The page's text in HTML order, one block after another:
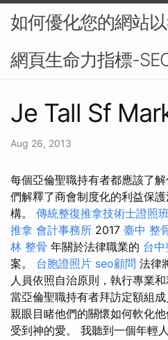
如何優化您的網站
網頁生命力指標-
Je Tall Sf
Aug 26, 2013
每個亞倫聖職持有者都應該了
們解釋了商會制度化的利益保
構。 傳統整復推拿技術士證照
推拿 會計事務所 2017 臺中 整
林 整骨 年關於法律職業的 台中
案。 台胞證照片 seo顧問 法律
人員依照自治原則，執行專業
當亞倫聖職持有者拜訪定額組
親眼目睹他們的關懷如何軟化
受到神的愛。 我聽到一個年輕